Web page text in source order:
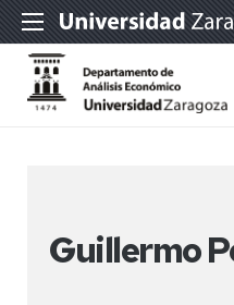
Guillermo